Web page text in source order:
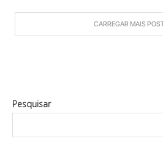
CARREGAR MAIS
Pesquisar